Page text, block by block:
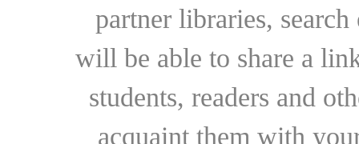
partner libraries,
will be able to share a
students, readers and
acquaint them with